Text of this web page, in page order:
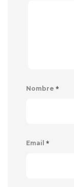
Nombre *
Email *